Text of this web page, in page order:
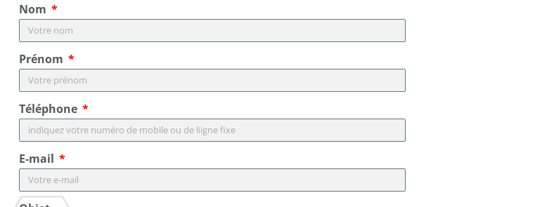
Nom
Prénom
Téléphone
E-mail